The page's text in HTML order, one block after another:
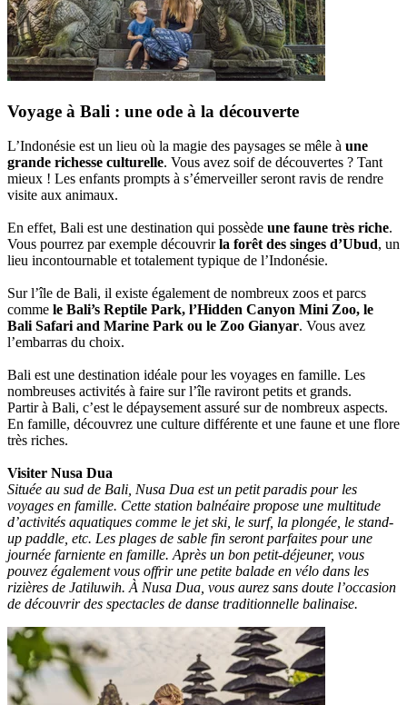
Voyage à Bali : une ode à la découverte
L’Indonésie est un lieu où la magie des paysages se mêle à une
grande richesse culturelle. Vous avez soif de découvertes ? Tant
mieux ! Les enfants prompts à s’émerveiller seront ravis de rendre
visite aux animaux.
En effet, Bali est une destination qui possède une faune très riche.
Vous pourrez par exemple découvrirla forêt des singes d’Ubud, un
lieu incontournable et totalement typique de l’Indonésie.
Sur l’île de Bali, il existe également de nombreux zoos et parcs
comme le Bali’s Reptile Park, l’Hidden Canyon Mini Zoo, le
Bali Safari and Marine Park ou le Zoo Gianyar. Vous avez
l’embarras du choix.
Bali est une destination idéale pour les voyages en famille. Les
nombreuses activités à faire sur l’île raviront petits et grands.
Partir à Bali, c’est le dépaysement assuré sur de nombreux aspects.
En famille, découvrez une culture différente et une faune et une flore
très riches.
Visiter Nusa Dua
Située au sud de Bali, Nusa Dua est un petit paradis pour les
voyages en famille. Cette station balnéaire propose une multitude
d’activités aquatiques comme le jet ski, le surf, la plongée, le stand-
up paddle, etc. Les plages de sable fin seront parfaites pour une
journée farniente en famille. Après un bon petit-déjeuner, vous
pouvez également vous offrir une petite balade en vélo dans les
rizières de Jatiluwih. À Nusa Dua, vous aurez sans doute l’occasion
de découvrir des spectacles de danse traditionnelle balinaise.